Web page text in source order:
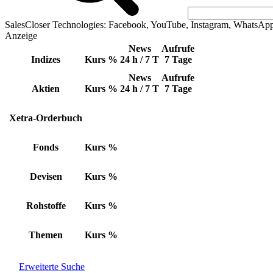
SalesCloser Technologies: Facebook, YouTube, Instagram,
Anzeige
Indizes Kurs %
News
24 h / 7 T
Aufrufe
7 Tage
Aktien Kurs %
News
24 h / 7 T
Aufrufe
7 Tage
Xetra-Orderbuch
Fonds Kurs %
Devisen Kurs %
Rohstoffe Kurs %
Themen Kurs %
Erweiterte Suche